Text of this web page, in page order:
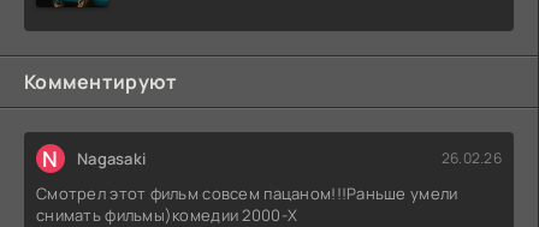
Комментируют
N Nagasaki 26.02.26
Смотрел этот фильм совсем пацаном!!!Раньше умели
снимать фильмы)комедии 2000-X